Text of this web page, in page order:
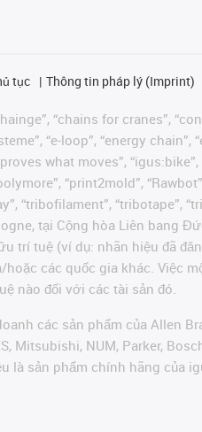
tục Thông tin pháp lý (Imprint)
“chains for cranes”,
“e-loop”, “energy
what moves”,
“print2mold”, “Rawbot”,
“tribofilament”,
tại Cộng hòa Liên bang
trí tuệ (ví dụ: nhãn hiệu đã
các quốc gia khác. Việc
nào đối với các tài sản đó.
các sản phẩm của Allen
Mitsubishi, NUM, Parker,
sản phẩm chính hãng của